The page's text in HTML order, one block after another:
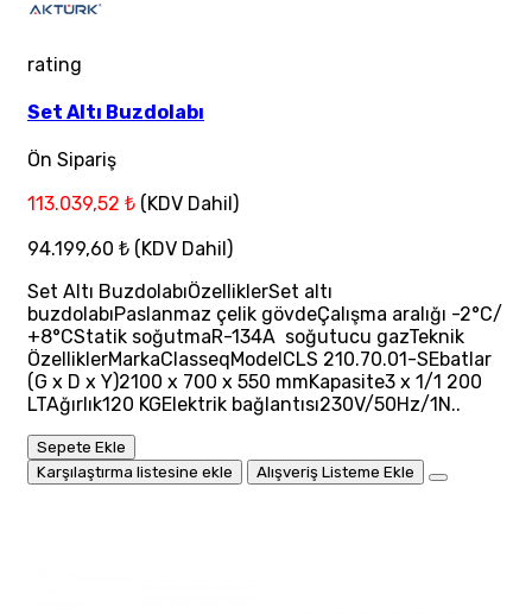
rating
Set Altı Buzdolabı
Ön Sipariş
113.039,52 ₺ (KDV Dahil)
94.199,60 ₺ (KDV Dahil)
Set Altı BuzdolabıÖzelliklerSet altı
buzdolabıPaslanmaz çelik gövdeÇalışma aralığı -2°C/
+8°CStatik soğutmaR-134A soğutucu gazTeknik
ÖzelliklerMarkaClasseqModelCLS 210.70.01-SEbatlar
(G x D x Y)2100 x 700 x 550 mmKapasite3 x 1/1 200
LTAğırlık120 KGElektrik bağlantısı230V/50Hz/1N..
Sepete Ekle
Karşılaştırma listesine ekle
Alışveriş Listeme Ekle